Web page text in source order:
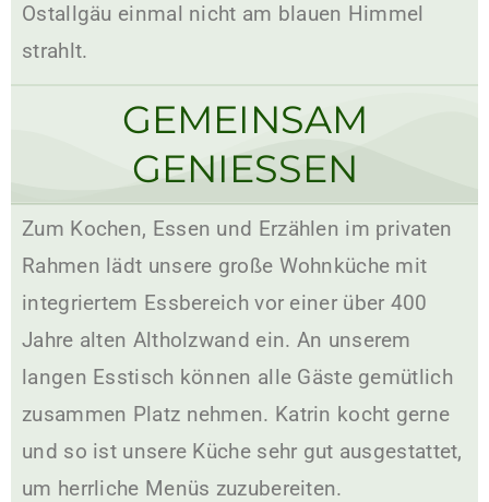
Ostallgäu einmal nicht am blauen Himmel
strahlt.
GEMEINSAM
GENIESSEN
Zum Kochen, Essen und Erzählen im privaten
Rahmen lädt unsere große Wohnküche mit
integriertem Essbereich vor einer über 400
Jahre alten Altholzwand ein. An unserem
langen Esstisch können alle Gäste gemütlich
zusammen Platz nehmen. Katrin kocht gerne
und so ist unsere Küche sehr gut ausgestattet,
um herrliche Menüs zuzubereiten.